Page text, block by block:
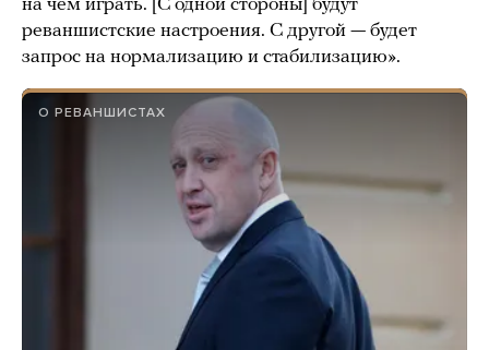
на чем играть. [С одной стороны] будут
реваншистские настроения. С другой — будет
запрос на нормализацию и стабилизацию».
О РЕВАНШИСТАХ